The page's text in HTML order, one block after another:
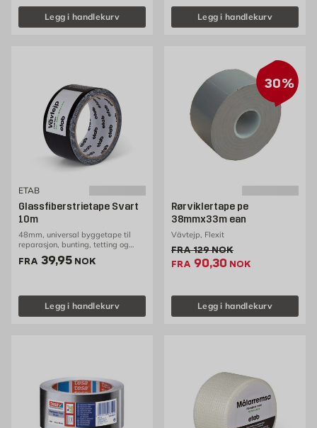
Legg i handlekurv Legg i handlekurv
ETAB
Glassfiberstrietape Svart
10m
48mm, universal byggetape til
reparasjon, bunting, tetting og
forsterkning. Vannavvisende og
rivbar
FRA Pris 39.95 NOK /stk
39,95 NOK
Legg i handlekurv
30%
Rørviklertape pe
38mmx33m ean
Vävtejp, Flexit
FRAGammel pris 129 NOK /stk
129NOK
FRA Ekstrapris 90.3 NOK
90,30 NOK
Legg i handlekurv